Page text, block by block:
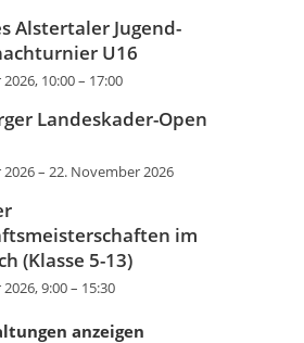
Alstertaler Jugend-
U16
10:00– 17:00
Landeskader-Open
– 22. November 2026
im
(Klasse 5-13)
9:00– 15:30
anzeigen